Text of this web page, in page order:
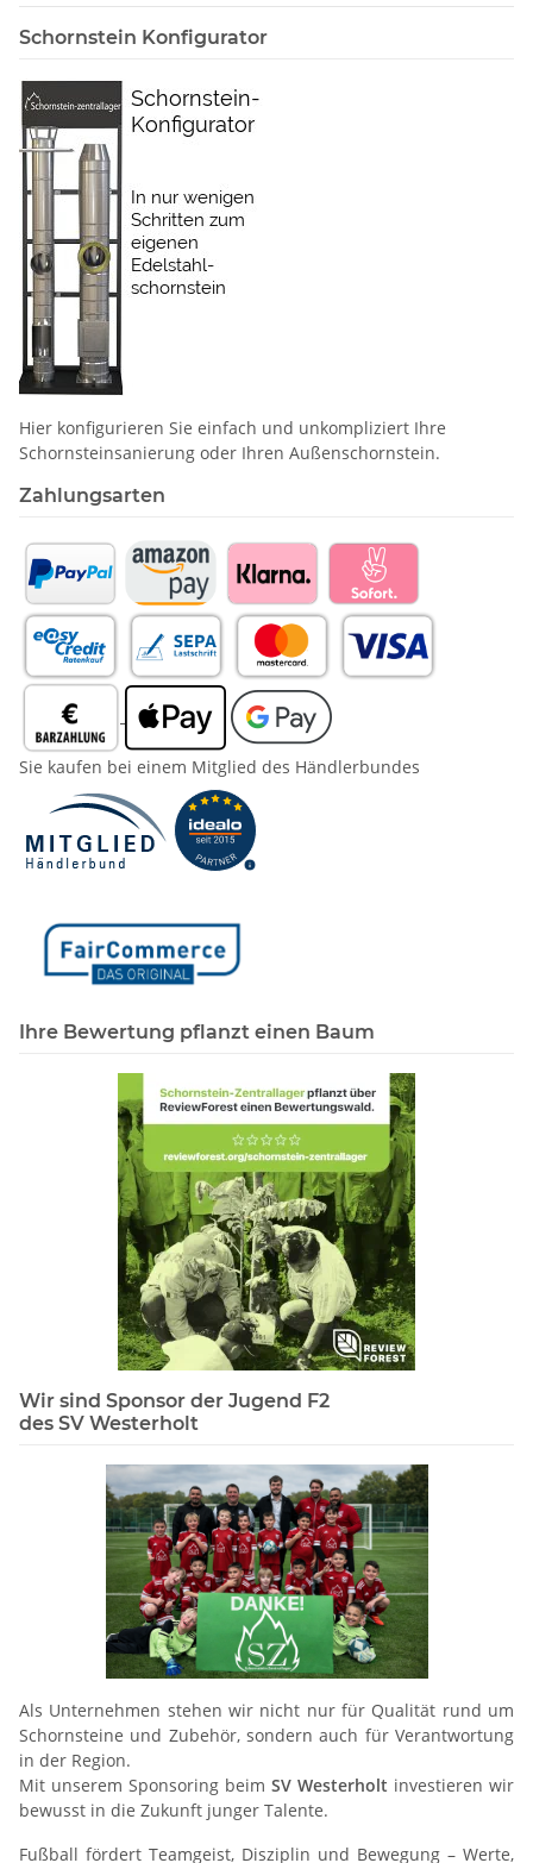
Schornstein Konfigurator
Hier konfigurieren Sie einfach und unkompliziert Ihre
Schornstein­sanierung oder Ihren Außenschornstein.
Zahlungsarten
Sie kaufen bei einem Mitglied des Händlerbundes
Ihre Bewertung pflanzt einen Baum
Wir sind Sponsor der Jugend F2
des SV Westerholt
Als Unternehmen stehen wir nicht nur für Qualität rund um
Schornsteine und Zubehör, sondern auch für Verantwortung
in der Region.
Mit unserem Sponsoring beim SV Westerholt investieren wir
bewusst in die Zukunft junger Talente.
Fußball fördert Teamgeist, Disziplin und Bewegung – Werte,